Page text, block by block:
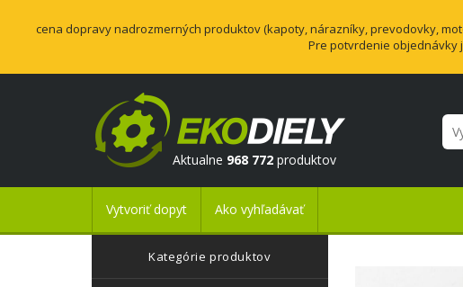
cena dopravy nadrozmerných produktov (kapoty, nárazníky, prevodovky,
Pre potvrdenie objednávky
Aktualne 968 772 produktov
Vytvoriť dopyt Ako vyhľadávať
Kategórie produktov